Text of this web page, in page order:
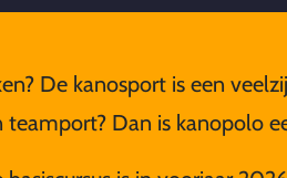
De kanosport is een
Dan is kanopolo